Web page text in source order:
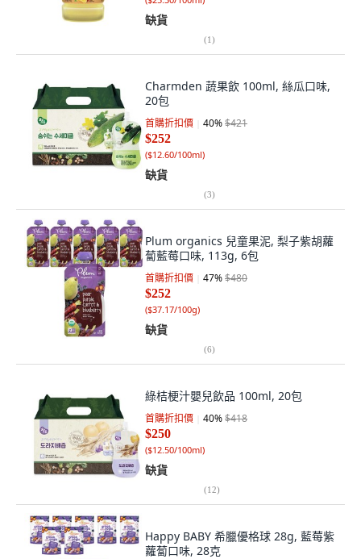
缺貨
(1)
Charmden 蔬果飲 100ml, 絲瓜口味,
20包
首購折扣價 40%$421
$252
($12.60/100ml)
缺貨
(3)
Plum organics 兒童果泥, 梨子紫胡蘿
蔔藍莓口味, 113g, 6包
首購折扣價 47%$480
$252
($37.17/100g)
缺貨
(6)
綠桔梗汁嬰兒飲品 100ml, 20包
首購折扣價 40%$418
$250
($12.50/100ml)
缺貨
(12)
Happy BABY 希臘優格球 28g, 藍莓紫
蘿蔔口味, 28克